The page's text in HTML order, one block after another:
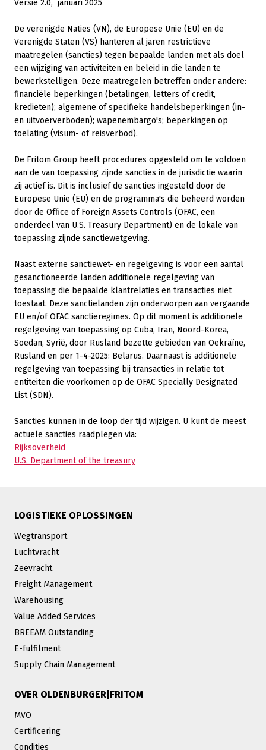
Versie 2.0, januari 2025
De verenigde Naties (VN), de Europese Unie (EU) en de
Verenigde Staten (VS) hanteren al jaren restrictieve
maatregelen (sancties) tegen bepaalde landen met als doel
een wijziging van activiteiten en beleid in die landen te
bewerkstelligen. Deze maatregelen betreffen onder andere:
financiële beperkingen (betalingen, letters of credit,
kredieten); algemene of specifieke handelsbeperkingen (in-
en uitvoerverboden); wapenembargo's; beperkingen op
toelating (visum- of reisverbod).
De Fritom Group heeft procedures opgesteld om te voldoen
aan de van toepassing zijnde sancties in de jurisdictie waarin
zij actief is. Dit is inclusief de sancties ingesteld door de
Europese Unie (EU) en de programma's die beheerd worden
door de Office of Foreign Assets Controls (OFAC, een
onderdeel van U.S. Treasury Department) en de lokale van
toepassing zijnde sanctiewetgeving.
Naast externe sanctiewet- en regelgeving is voor een aantal
gesanctioneerde landen additionele regelgeving van
toepassing die bepaalde klantrelaties en transacties niet
toestaat. Deze sanctielanden zijn onderworpen aan vergaande
EU en/of OFAC sanctieregimes. Op dit moment is additionele
regelgeving van toepassing op Cuba, Iran, Noord-Korea,
Soedan, Syrië, door Rusland bezette gebieden van Oekraïne,
Rusland en per 1-4-2025: Belarus. Daarnaast is additionele
regelgeving van toepassing bij transacties in relatie tot
entiteiten die voorkomen op de OFAC Specially Designated
List (SDN).
Sancties kunnen in de loop der tijd wijzigen. U kunt de meest
actuele sancties raadplegen via:
Rijksoverheid
U.S. Department of the treasury
LOGISTIEKE OPLOSSINGEN
Wegtransport
Luchtvracht
Zeevracht
Freight Management
Warehousing
Value Added Services
BREEAM Outstanding
E-fulfilment
Supply Chain Management
OVER OLDENBURGER|FRITOM
MVO
Certificering
Condities